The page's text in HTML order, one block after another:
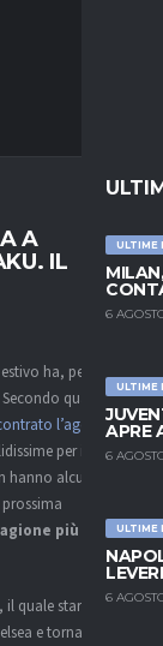
ULTIME
6
ULTIME
APRE
6
ULTIME
6
A
IL
ha, per ora,
Secondo quanto
l’agente di
per il
alcuna
più
, il quale starebbe
e tornare nel